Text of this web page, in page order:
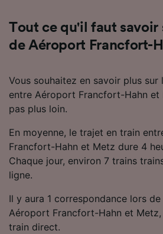
Tout ce qu'il faut savoir
de Aéroport Francfort-
Vous souhaitez en savoir plus sur
entre Aéroport Francfort-Hahn et
pas plus loin.
En moyenne, le trajet en train
Francfort-Hahn et Metz dure 4
Chaque jour, environ 7 trains
ligne.
Il y aura 1 correspondance lors
Aéroport Francfort-Hahn et
train direct.
contenu personnalisés,
performance des publicités et
études d’audience et
Liste de nos partenaires